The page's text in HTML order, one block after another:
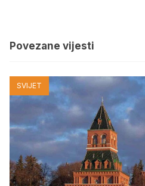
Povezane vijesti
SVIJET